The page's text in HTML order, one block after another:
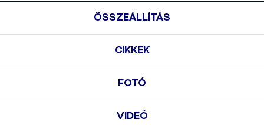
ÖSSZEÁLLÍTÁS
CIKKEK
FOTÓ
VIDEÓ